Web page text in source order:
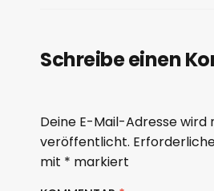
Schreibe einen
Deine E-Mail-Adresse wird
veröffentlicht.
mit * markiert